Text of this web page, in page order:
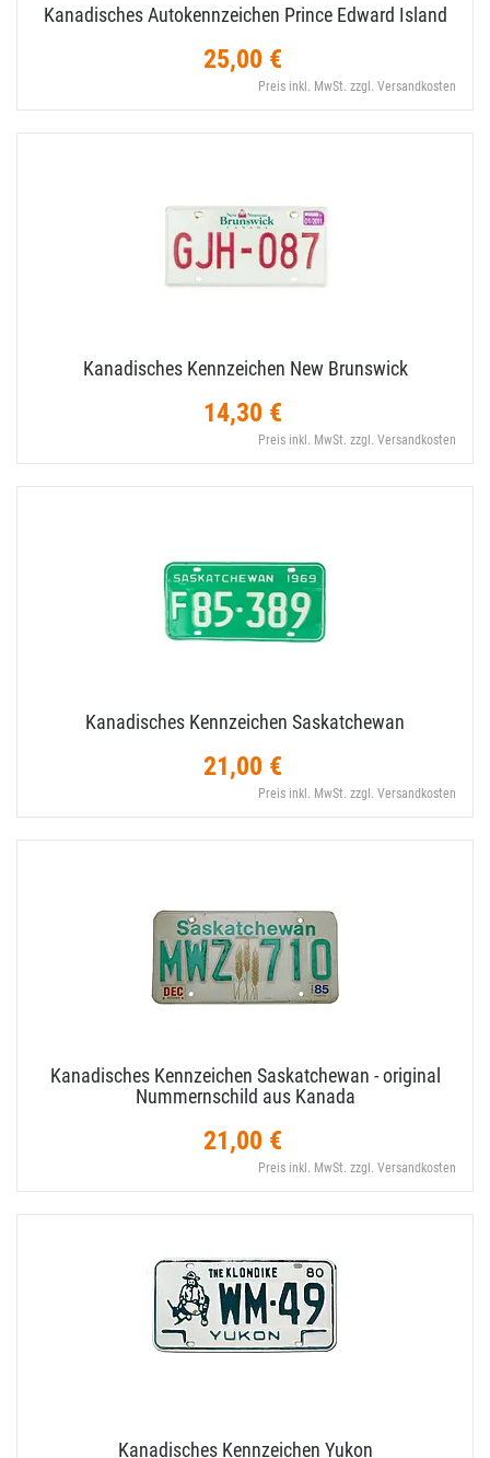
Kanadisches Autokennzeichen Prince Edward Island
25,00 €
Preis inkl. MwSt. zzgl. Versandkosten
Kanadisches Kennzeichen New Brunswick
14,30 €
Preis inkl. MwSt. zzgl. Versandkosten
Kanadisches Kennzeichen Saskatchewan
21,00 €
Preis inkl. MwSt. zzgl. Versandkosten
Kanadisches Kennzeichen Saskatchewan - original
Nummernschild aus Kanada
21,00 €
Preis inkl. MwSt. zzgl. Versandkosten
Kanadisches Kennzeichen Yukon